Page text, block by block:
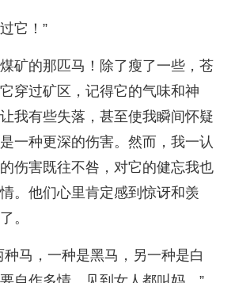
它！”
矿的那匹马！除了瘦了一些，苍
穿过矿区，记得它的气味和神
我有些失落，甚至使我瞬间怀疑
一种更深的伤害。然而，我一认
伤害既往不咎，对它的健忘我也
。他们心里肯定感到惊讶和羡
。
马，一种是黑马，另一种是白